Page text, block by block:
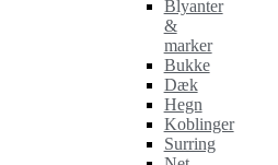
Blyanter
&
marker
Bukke
Dæk
Hegn
Koblinger
Surring